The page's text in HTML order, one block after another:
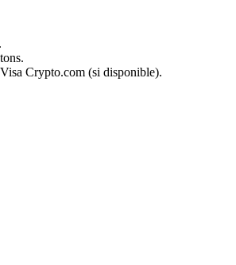
Crypto.com (si disponible).